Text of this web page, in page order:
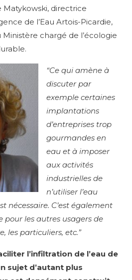
Matykowski, directrice
de l’Eau Artois-Picardie,
chargé de l’écologie
“Ce qui amène à
discuter par
exemple certaines
implantations
d’entreprises trop
gourmandes en
eau et à imposer
aux activités
industrielles de
n’utiliser l’eau
nécessaire. C’est également
pour les autres usagers de
les particuliers, etc.”
l’infiltration de l’eau de
sujet d’autant plus